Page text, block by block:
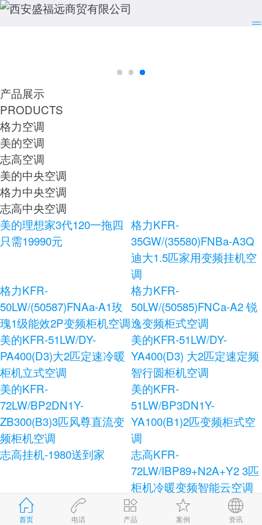
首页 电话 产品 案例 资讯
产品展示
PRODUCTS
格力空调
美的空调
志高空调
美的中央空调
格力中央空调
志高中央空调
美的理想家3代120一拖四
只需19990元
格力KFR-
35GW/(35580)FNBa-A3Q
迪大1.5匹家用变频挂机空
调
格力KFR-
50LW/(50587)FNAa-A1玫
瑰1级能效2P变频柜机空调
格力KFR-
50LW/(50585)FNCa-A2 锐
逸变频柜式空调
美的KFR-51LW/DY-
PA400(D3)大2匹定速冷暖
柜机立式空调
美的KFR-51LW/DY-
YA400(D3) 大2匹定速定频
智行圆柜机空调
美的KFR-
72LW/BP2DN1Y-
ZB300(B3)3匹风尊直流变
频柜机空调
美的KFR-
51LW/BP3DN1Y-
YA100(B1)2匹变频柜式空
调
志高挂机-1980送到家
志高KFR-
72LW/IBP89+N2A+Y2 3匹
柜机冷暖变频智能云空调
志高KFR-120LW/E41+N3
柜式空调
志高KFR-72LW/AS36+N3
健康宝独立除湿柜式空调